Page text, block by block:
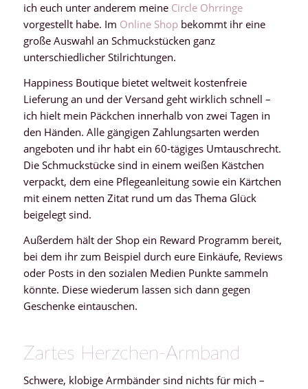
ich euch unter anderem meine Circle Ohrringe
vorgestellt habe. Im Online Shopbekommt ihr eine
große Auswahl an Schmuckstücken ganz
unterschiedlicher Stilrichtungen.
Happiness Boutique bietet weltweit kostenfreie
Lieferung an und der Versand geht wirklich schnell –
ich hielt mein Päckchen innerhalb von zwei Tagen in
den Händen. Alle gängigen Zahlungsarten werden
angeboten und ihr habt ein 60-tägiges Umtauschrecht.
Die Schmuckstücke sind in einem weißen Kästchen
verpackt, dem eine Pflegeanleitung sowie ein Kärtchen
mit einem netten Zitat rund um das Thema Glück
beigelegt sind.
Außerdem hält der Shop ein Reward Programm bereit,
bei dem ihr zum Beispiel durch eure Einkäufe, Reviews
oder Posts in den sozialen Medien Punkte sammeln
könnte. Diese wiederum lassen sich dann gegen
Geschenke eintauschen.
Zartes Herzchen-Armband
Schwere, klobige Armbänder sind nichts für mich –